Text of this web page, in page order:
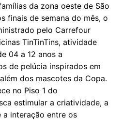
da zona oeste de São
finais de semana do mês, o
pelo Carrefour
TinTinTins, atividade
04 a 12 anos a
de pelúcia inspirados em
dos mascotes da Copa.
no Piso 1 do
estimular a criatividade, a
interação entre os